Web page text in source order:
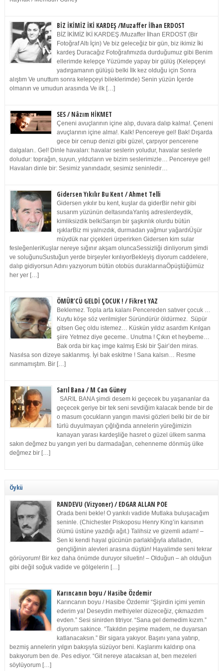
BİZ İKİMİZ İKİ KARDEŞ /Muzaffer İlhan ERDOST
BİZ İKİMİZ İKİ KARDEŞ /Muzaffer İlhan ERDOST (Bir
Fotoğraf Altı İçin) Ve biz geleceğiz bir gün, biz ikimiz İki
kardeş Duracağız Fotoğrafımızda durduğumuz gibi Benim
ellerimde kelepçe Yüzümde yapay bir gülüş (Kelepçeyi
yadırgamanın gülüşü belki İlk kez olduğu için Sonra
alıştım Ve unuttum sonra kelepçeyi bileklerimde) Senin yüzün İçerde
olmanın ve umudun arasında Ve ilk […]
SES / Nâzım HİKMET
Çeneni avuçlarının içine alıp, duvara dalıp kalma!. Çeneni
avuçlarının içine alma!. Kalk! Pencereye gel! Bak! Dışarda
gece bir cenup denizi gibi güzel, çarpıyor pencerene
dalgaları.. Gel! Dinle havaları: havalar seslerin yoludur, havalar seslerle
doludur: toprağın, suyun, yıldızların ve bizim seslerimizle… Pencereye gel!
Havaları dinle bir: Sesimiz yanındadır, sesimiz seninledir…
Gidersen Yıkılır Bu Kent / Ahmet Telli
Gidersen yıkılır bu kent, kuşlar da giderBir nehir gibi
susarım yüzünün deltasındaYanlış adreslerdeydik,
kimliksizdik belkiSarışın bir şaşkınlık olurdu bütün
ışıklarBiz mi yalnızdık, durmadan yağmur yağardıÜşür
müydük nar çiçekleri ürperirken Gidersen kim sular
fesleğenleriKuşlar nereye sığınır akşam oluncaSessizliği dinliyorum şimdi
ve soluğunuSustuğun yerde birşeyler kırılıyorBekleyiş diyorum caddelere,
dalıp gidiyorsun Adını yazıyorum bütün otobüs duraklarınaÖpüştüğümüz
her yer […]
ÖMÜR’CÜ GELDİ ÇOCUK ! / Fikret YAZ
Beklemez. Topla arta kalanı Pencereden satıver çocuk …
Kuytu köşe söz verilmişler Süründürür öldürmez. Süpür
gitsen Geç oldu istemez… Küskün yıldız asardım Kırılgan
şiire Yetmez diye geceme.. Unutma ! Çıkın et heybeme…
Bak orda bir kaç imge kalmış Eski bir Şair’den miras.
Nasılsa son dizeye saklanmış. İyi bak eskitme ! Sana kalsın… Resme
ısınmamıştım. Bir […]
Sarıl Bana / M Can Güney
SARIL BANA şimdi desem ki geçecek bu yaşananlar da
geçecek geriye bir tek seni sevdiğim kalacak bende bir de
o masum çocukların yangın mavisi gözleri belki bir de bir
türlü duyulmayan çığlığında annelerin yüreğimizin
kanayan yarası kardeşliğe hasret o güzel ülkem sanma
sakın değmez bu yangın yeri bu darmadağan, cehenneme dönmüş ülke
değmez bir […]
Öykü
RANDEVU (Vizyoner) / EDGAR ALLAN POE
Orada beni bekle! O yankılı vadide Mutlaka buluşacağım
seninle. (Chichester Piskoposu Henry King’in karısının
ölümü üstüne yazdığı ağıt.) Talihsiz ve gizemli adam! –
Sen ki kendi hayal gücünün parlaklığıyla afalladın,
gençliğinin alevleri arasına düştün! Hayalimde seni tekrar
görüyorum! Bir kez daha önümde duruyor siluetin! – Olduğun – ah olduğun
gibi değil soğuk vadide ve gölgelerin […]
Karıncanın boyu / Hasibe Özdemir
Karıncanın boyu / Hasibe Özdemir “Şişirdin içimi yemin
ederim ya! Deseydin methiyeler düzeceğiz, çıkmazdım
evden.” Sesi sinirden titriyor. “Sana gel demedim kızım.”
diyorum sakince. “Takıldın peşime madem, ne duyarsan
katlanacaksın.” Bir sigara yakıyor. Başını yana yatırıp,
bezmiş annelerin yılgın bakışıyla süzüyor beni. Kaşlarımı kaldırıp ona
bakıyorum ben de. Pes ediyor. “Git nereye atacaksan at, ben mezeleri
söylüyorum […]